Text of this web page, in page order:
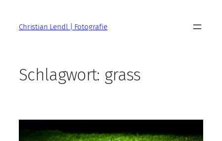
springenChristian Lendl | Fotografie
Schlagwort: grass